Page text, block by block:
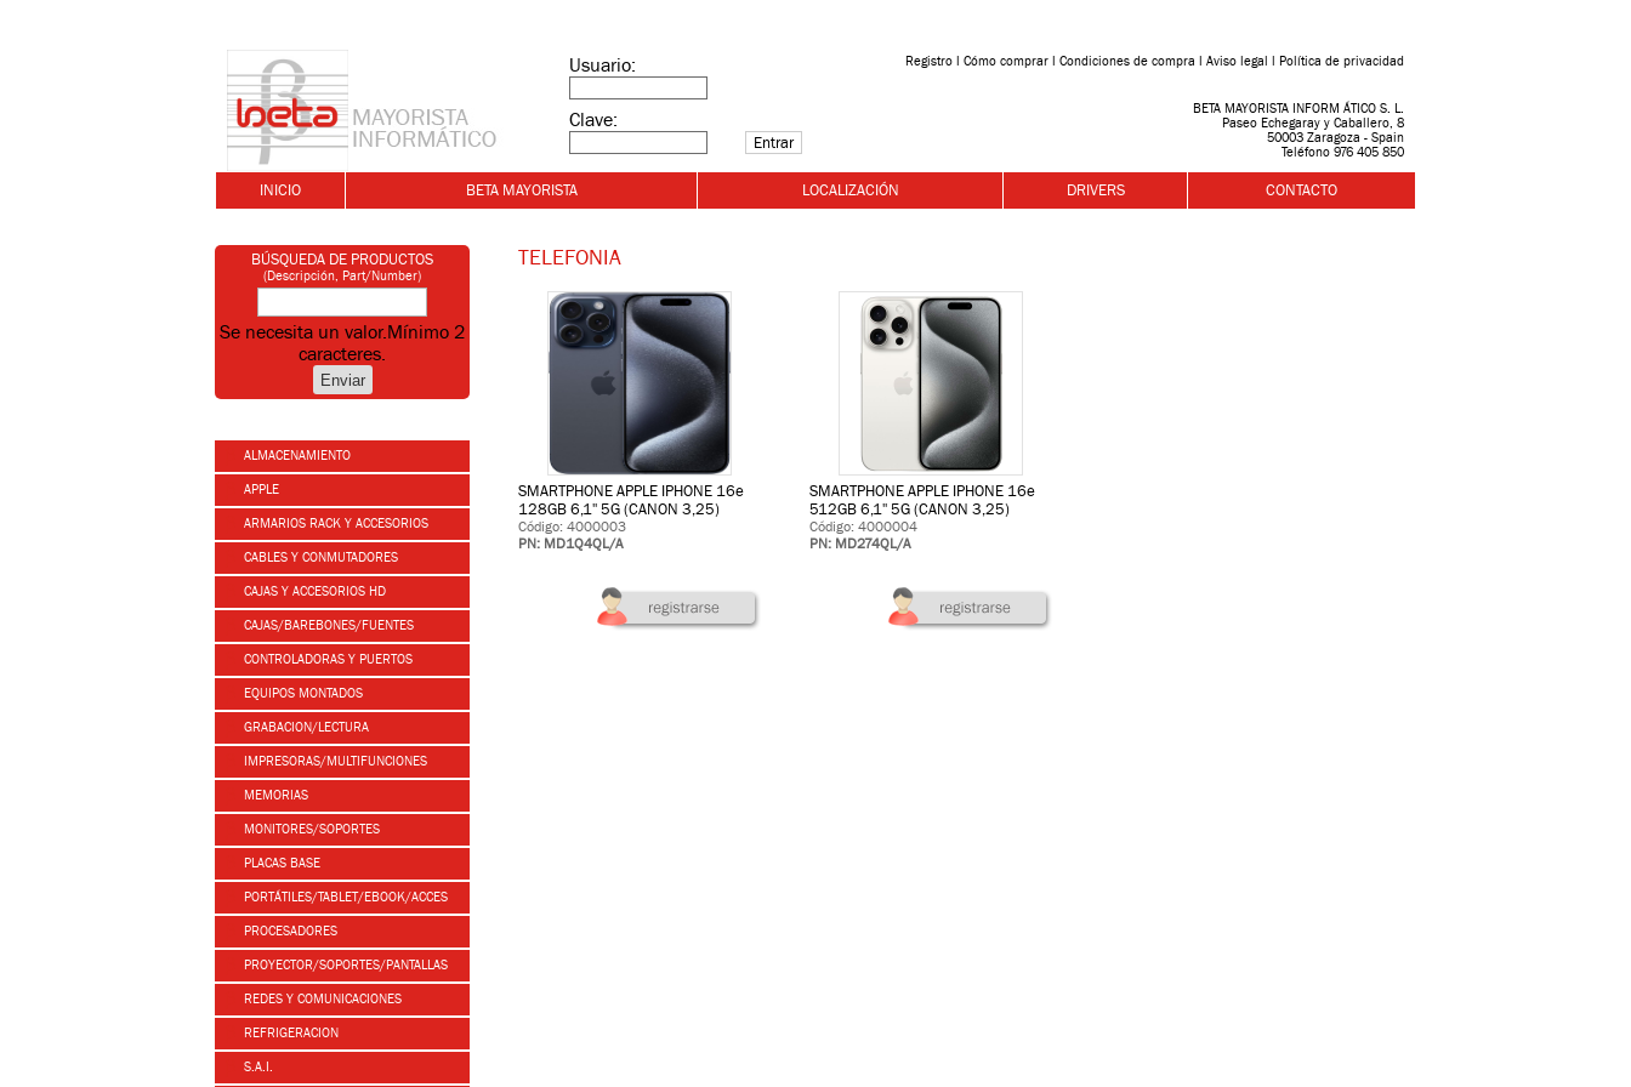
Usuario:
Clave:
Registro l Cómo comprar l Condiciones de compra l Aviso legal l Política de privacidad
BETA MAYORISTA INFORM ÁTICO S. L.
Paseo Echegaray y Caballero, 8
50003 Zaragoza - Spain
Teléfono 976 405 850
INICIO BETA MAYORISTA LOCALIZACIÓN DRIVERS CONTACTO
BÚSQUEDA DE PRODUCTOS
(Descripción, Part/Number)
Se necesita un valor.Mínimo 2
caracteres.
ALMACENAMIENTO
APPLE
ARMARIOS RACK Y ACCESORIOS
CABLES Y CONMUTADORES
CAJAS Y ACCESORIOS HD
CAJAS/BAREBONES/FUENTES
CONTROLADORAS Y PUERTOS
EQUIPOS MONTADOS
GRABACION/LECTURA
IMPRESORAS/MULTIFUNCIONES
MEMORIAS
MONITORES/SOPORTES
PLACAS BASE
PORTÁTILES/TABLET/EBOOK/ACCES
PROCESADORES
PROYECTOR/SOPORTES/PANTALLAS
REDES Y COMUNICACIONES
REFRIGERACION
S.A.I.
TELEFONIA
SMARTPHONE APPLE IPHONE 16e
128GB 6,1'' 5G (CANON 3,25)
Código: 4000003
PN: MD1Q4QL/A
SMARTPHONE APPLE IPHONE 16e
512GB 6,1'' 5G (CANON 3,25)
Código: 4000004
PN: MD274QL/A